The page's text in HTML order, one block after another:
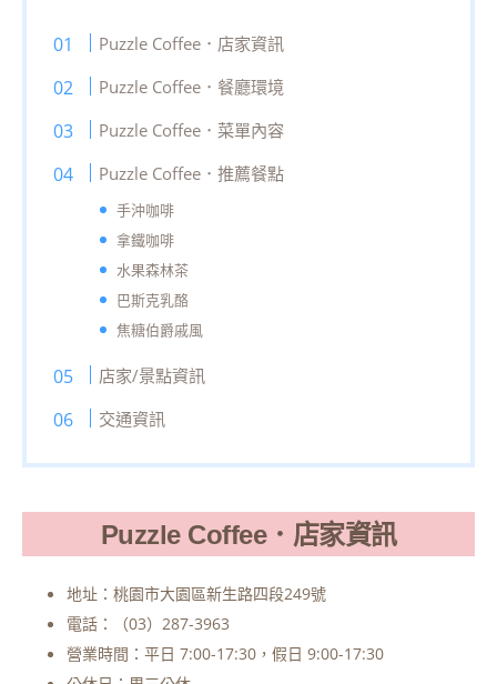
Puzzle Coffee．店家資訊
Puzzle Coffee．餐廳環境
Puzzle Coffee．菜單內容
Puzzle Coffee．推薦餐點
手沖咖啡
拿鐵咖啡
水果森林茶
巴斯克乳酪
焦糖伯爵戚風
店家/景點資訊
交通資訊
Puzzle Coffee．店家資訊
地址：桃園市大園區新生路四段249號
電話：（03）287-3963
營業時間：平日 7:00-17:30，假日 9:00-17:30